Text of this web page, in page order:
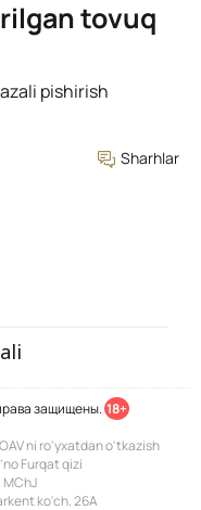
tovuq
pishirish
Sharhlar
защищены. 18+
ni ro'yxatdan o'tkazish
Furqat qizi
ko'ch. 26A